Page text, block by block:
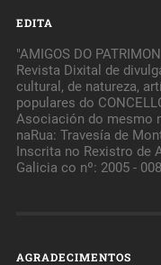
EDITA
"AMIGOS DO
Revista Dixital de
cultural, de natureza,
populares do
Asociación do mesmo
naRua: Travesía de
Inscrita no Rexistro de
Galicia co nº: 2005 -
AGRADECIMENTOS